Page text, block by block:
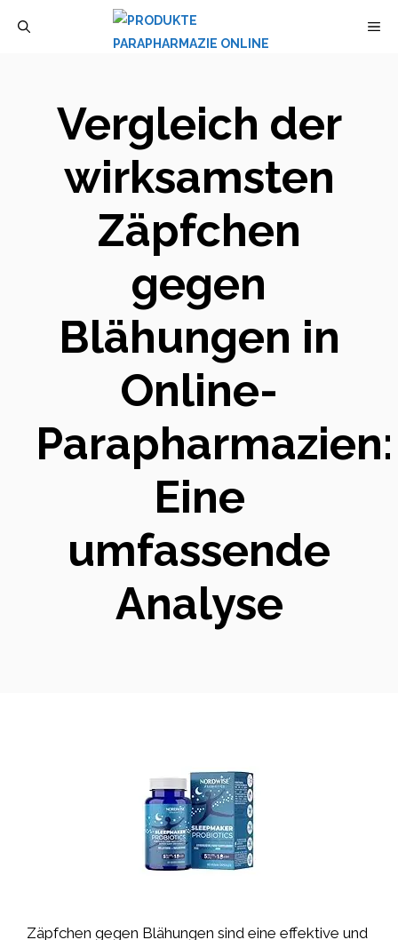
Vergleich der
wirksamsten
Zäpfchen
gegen
Blähungen in
Online-
Parapharmazien:
Eine
umfassende
Analyse
Zäpfchen gegen Blähungen sind eine effektive und